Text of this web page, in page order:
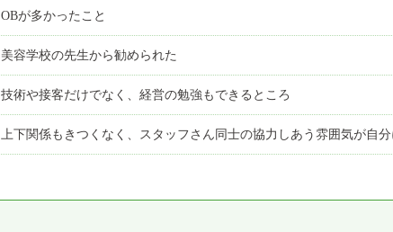
●OBが多かったこと
●美容学校の先生から勧められた
●技術や接客だけでなく、経営の勉強もできるところ
●上下関係もきつくなく、スタッフさん同士の協力しあう雰囲気が自分